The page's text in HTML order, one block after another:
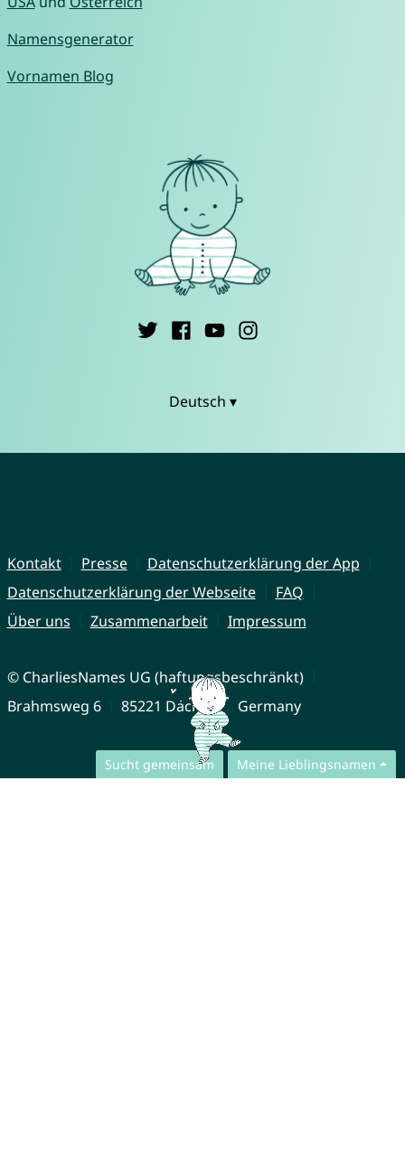
Sucht gemeinsam Meine Lieblingsnamen
Namensgenerator
Vornamen Blog
Deutsch ▾
Kontakt Presse
Datenschutzerklärung der App
Datenschutzerklärung der Webseite
FAQ
Über uns
Zusammenarbeit Impressum
© CharliesNames UG (haftungsbeschränkt)
Brahmsweg 6
85221 Dachau Germany